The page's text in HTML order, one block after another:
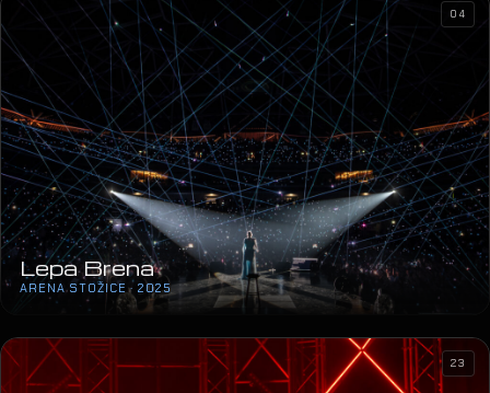
Lepa Brena
ARENA STOŽICE · 2025
04
23